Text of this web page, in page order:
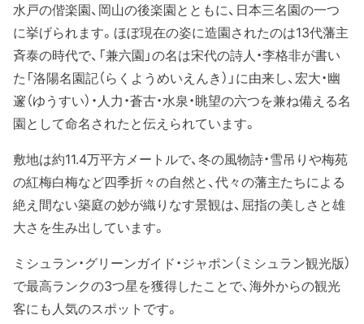
水戸の偕楽園、岡山の後楽園とともに、日本三名園の一つ
に挙げられます。ほぼ現在の姿に造園されたのは13代藩主
斉泰の時代で、「兼六園」の名は宋代の詩人・李格非が書い
た「洛陽名園記（らくようめいえんき）」に由来し、宏大・幽
邃（ゆうすい）・人力・蒼古・水泉・眺望の六つを兼ね備える名
園として命名されたと伝えられています。
敷地は約11.4万平方メートルで、冬の風物詩・雪吊りや梅苑
の紅梅白梅など四季折々の自然と、代々の藩主たちによる
絶え間ない築庭の妙が織りなす景観は、屈指の美しさと雄
大さを生み出しています。
ミシュラン・グリーンガイド・ジャポン（ミシュラン観光版）
で最高ランクの3つ星を獲得したことで、海外からの観光
客にも人気のスポットです。